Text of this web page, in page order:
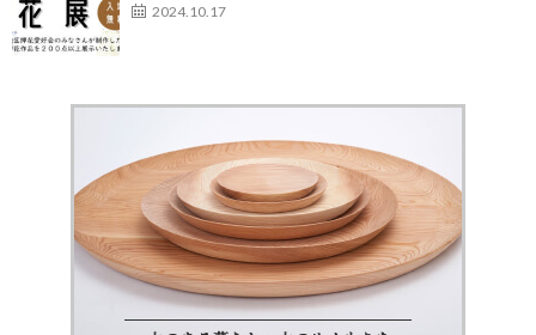
2024.10.17